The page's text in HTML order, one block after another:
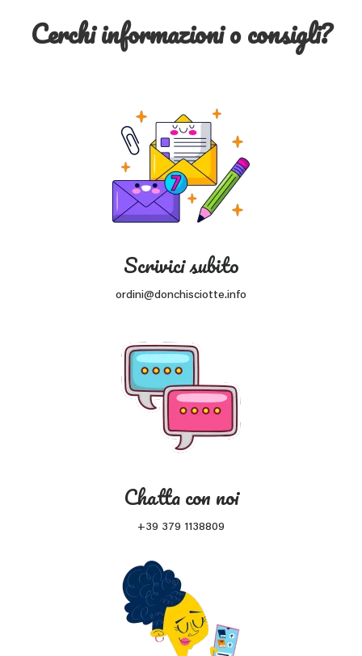
Cerchi informazioni o consigli?
Scrivici subito
ordini@donchisciotte.info
Chatta con noi
+39 379 1138809